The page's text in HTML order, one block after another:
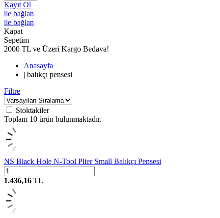
Kayıt Ol
ile bağlan
ile bağlan
Kapat
Sepetim
2000 TL ve Üzeri Kargo Bedava!
Anasayfa
| balıkçı pensesi
Filtre
Stoktakiler
Toplam 10 ürün bulunmaktadır.
NS Black Hole N-Tool Plier Small Balıkçı Pensesi
1.436,16 TL